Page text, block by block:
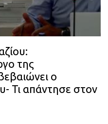
της
ο
Τι απάντησε στον